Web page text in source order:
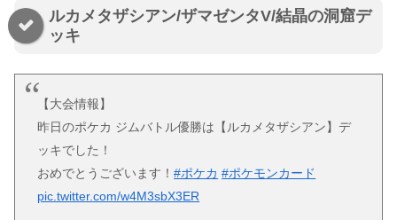
ルカメタザシアン/ザマゼンタV/結晶の洞窟デ
ッキ
【大会情報】
昨日のポケカ ジムバトル優勝は【ルカメタザシアン】デ
ッキでした！
おめでとうございます！#ポケカ #ポケモンカード
pic.twitter.com/w4M3sbX3ER